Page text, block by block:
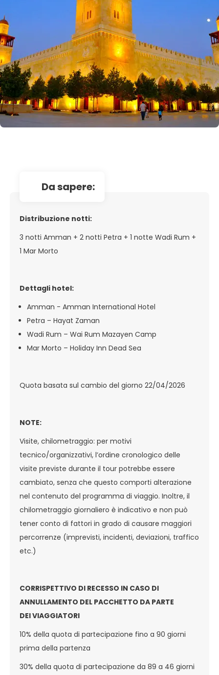
da sapere:
Distribuzione notti:
3 notti Amman + 2 notti Petra + 1 notte Wadi Rum +
1 Mar Morto
Dettagli hotel:
Amman - Amman International Hotel
Petra – Hayat Zaman
Wadi Rum – Wai Rum Mazayen Camp
Mar Morto – Holiday Inn Dead Sea
Quota basata sul cambio del giorno 22/04/2026
NOTE:
Visite, chilometraggio: per motivi
tecnico/organizzativi, l’ordine cronologico delle
visite previste durante il tour potrebbe essere
cambiato, senza che questo comporti alterazione
nel contenuto del programma di viaggio. Inoltre, il
chilometraggio giornaliero è indicativo e non può
tener conto di fattori in grado di causare maggiori
percorrenze (imprevisti, incidenti, deviazioni, traffico
etc.)
CORRISPETTIVO DI RECESSO IN CASO DI
ANNULLAMENTO DEL PACCHETTO DA PARTE
DEI VIAGGIATORI
10% della quota di partecipazione fino a 90 giorni
prima della partenza
30% della quota di partecipazione da 89 a 46 giorni